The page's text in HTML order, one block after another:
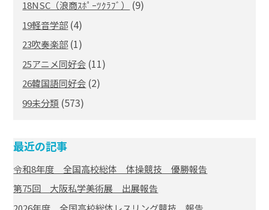
18NSC（浪商ｽﾎﾟｰﾂｸﾗﾌﾞ） (9)
19軽音学部 (4)
23吹奏楽部 (1)
25アニメ同好会 (11)
26韓国語同好会 (2)
99未分類 (573)
最近の記事
令和8年度 全国高校総体 体操競技 優勝報告
第75回 大阪私学美術展 出展報告